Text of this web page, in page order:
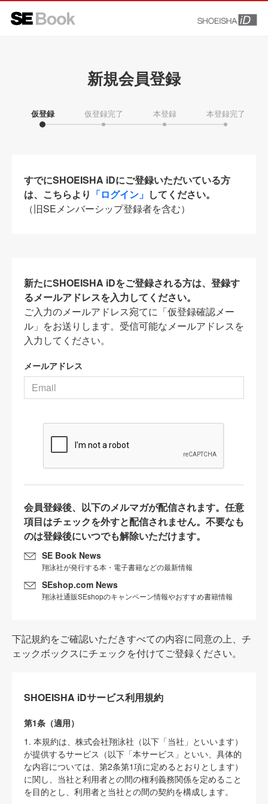
新規会員登録
仮登録 仮登録完了 本登録 本登録完了
すでにSHOEISHA iDにご登録いただいている方
は、こちらより 「ログイン」 してください。
（旧SEメンバーシップ登録者を含む）
新たにSHOEISHA iDをご登録される方は、登録す
るメールアドレスを入力してください。
ご入力のメールアドレス宛てに「仮登録確認メー
ル」をお送りします。受信可能なメールアドレスを
入力してください。
メールアドレス
会員登録後、以下のメルマガが配信されます。任意
項目はチェックを外すと配信されません。不要なも
のは登録後にいつでも解除いただけます。
SE Book News
翔泳社が発行する本・電子書籍などの最新情報
SEshop.com News
翔泳社通販SEshopのキャンペーン情報やおすすめ書籍情報
下記規約をご確認いただきすべての内容に同意の上、チ
ェックボックスにチェックを付けてご登録ください。
SHOEISHA iDサービス利用規約
第1条（適用）
1. 本規約は、株式会社翔泳社（以下「当社」といいます）
が提供するサービス（以下「本サービス」といい、具体的
な内容については、第2条第1項に定めるとおりとします）
に関し、当社と利用者との間の権利義務関係を定めること
を目的とし、利用者と当社との間の契約を構成します。